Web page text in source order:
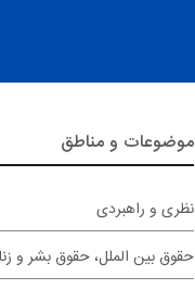
موضوعات و مناطق
نظری و راهبردی
حقوق بین الملل، حقوق بشر و